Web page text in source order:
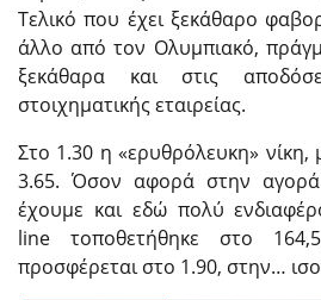
Τελικό που έχει ξεκάθαρο
άλλο από τον Ολυμπιακό,
ξεκάθαρα και στις
στοιχηματικής εταιρείας.
Στο 1.30 η «ερυθρόλευκη»
3.65. Όσον αφορά στην
έχουμε και εδώ πολύ
line τοποθετήθηκε στο
προσφέρεται στο 1.90, στην…